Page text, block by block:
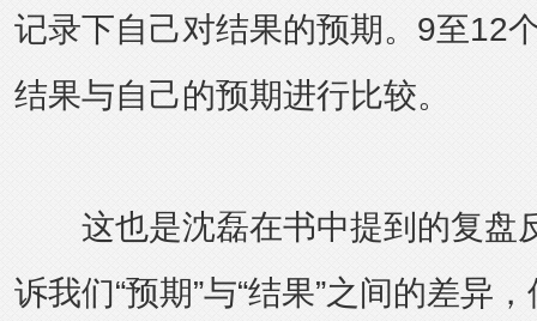
记录下自己对结果的预期。9至12
结果与自己的预期进行比较。
这也是沈磊在书中提到的复盘
诉我们“预期”与“结果”之间的差异